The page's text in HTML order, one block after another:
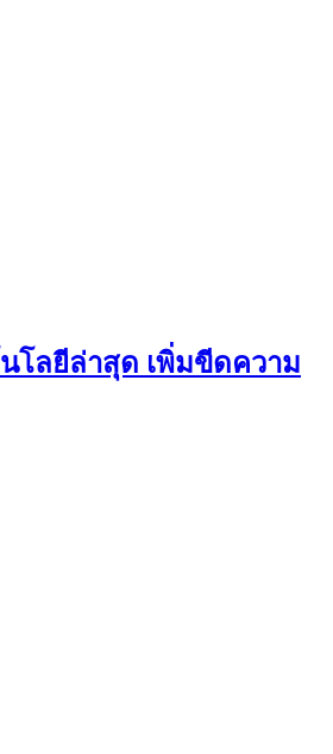
นโลยีล่าสุด เพิ่มขีดความ